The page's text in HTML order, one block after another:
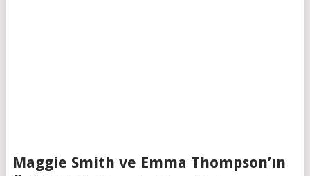
Maggie Smith ve Emma Thompson’ın